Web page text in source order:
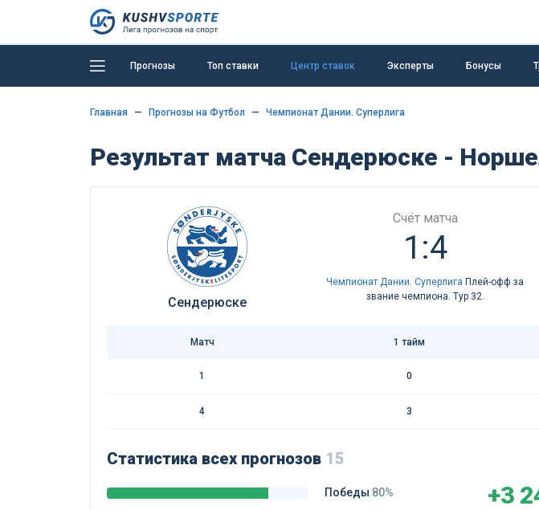
Прогнозы Топ ставки Центр ставок Эксперты Бонусы
Главная Прогнозы на Футбол Чемпионат Дании. Суперлига
Результат матча Сендерюске -
Сендерюске
Счёт матча
1:4
Чемпионат Дании. Суперлига Плей-офф за
звание чемпиона. Тур 32.
Матч 1 тайм
1 0
4 3
Статистика всех прогнозов 15
Победы 80% +3